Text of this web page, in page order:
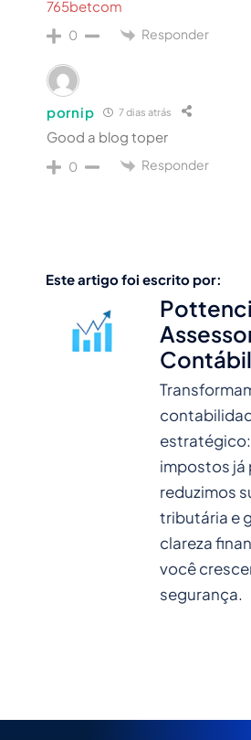
765betcom
0 Responder
pornip 7 dias atrás
Good a blog toper
0 Responder
Este artigo foi escrito por:
Contábil
impostos já
reduzimos
tributária e
clareza
você
segurança.